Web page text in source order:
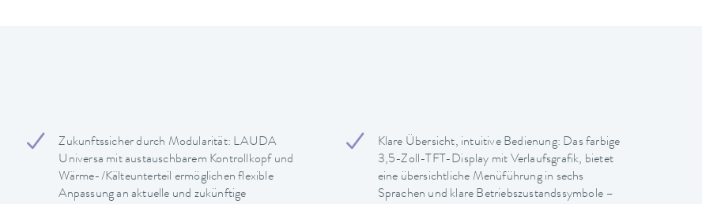
Zukunftssicher durch Modularität: LAUDA
Universa mit austauschbarem Kontrollkopf und
Wärme-/Kälteunterteil ermöglichen flexible
Anpassung an aktuelle und zukünftige
Klare Übersicht, intuitive Bedienung: Das farbige
3,5-Zoll-TFT-Display mit Verlaufsgrafik, bietet
eine übersichtliche Menüführung in sechs
Sprachen und klare Betriebszustandssymbole –